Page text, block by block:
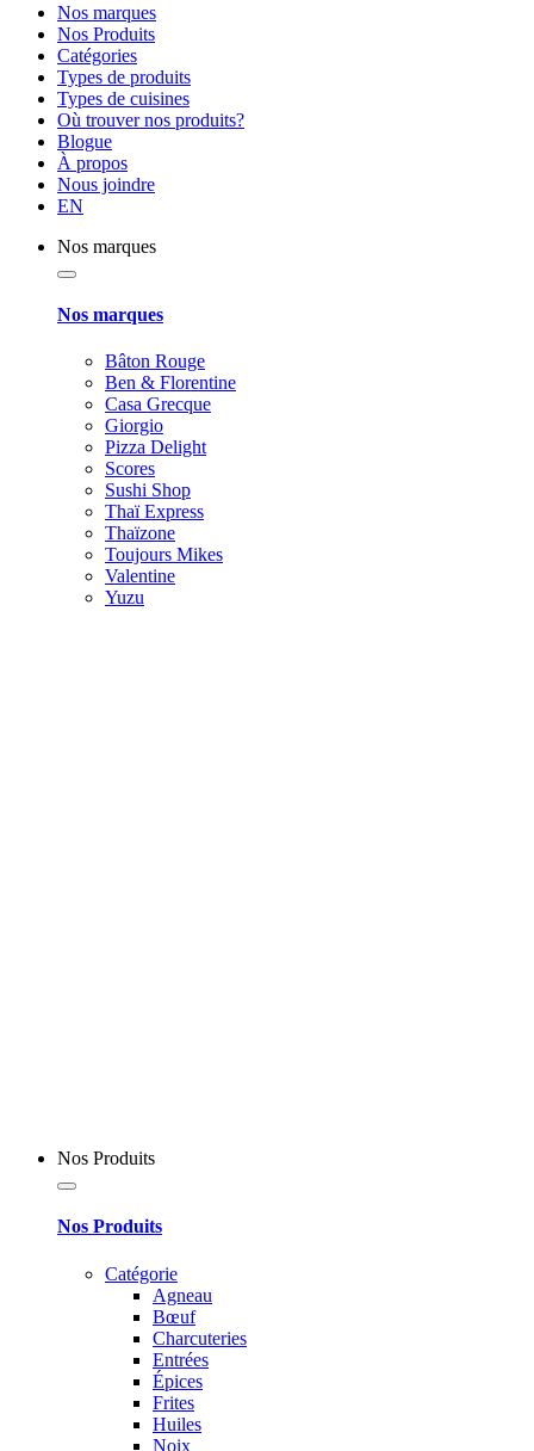
Nos marques
Nos Produits
Catégories
Types de produits
Types de cuisines
Où trouver nos produits?
Blogue
À propos
Nous joindre
EN
Nos marques
Nos marques
Bâton Rouge
Ben & Florentine
Casa Grecque
Giorgio
Pizza Delight
Scores
Sushi Shop
Thaï Express
Thaïzone
Toujours Mikes
Valentine
Yuzu
Nos Produits
Nos Produits
Catégorie
Agneau
Bœuf
Charcuteries
Entrées
Épices
Frites
Huiles
Noix